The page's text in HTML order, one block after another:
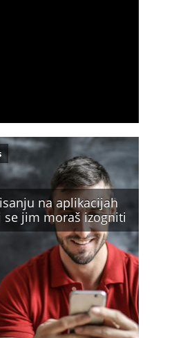
na aplikacijah
se jim moraš izogniti